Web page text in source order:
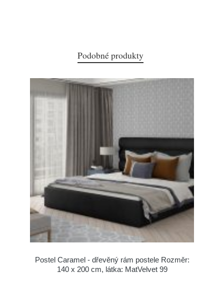
Podobné produkty
Postel Caramel - dřevěný rám postele Rozměr:
140 x 200 cm, látka: MatVelvet 99